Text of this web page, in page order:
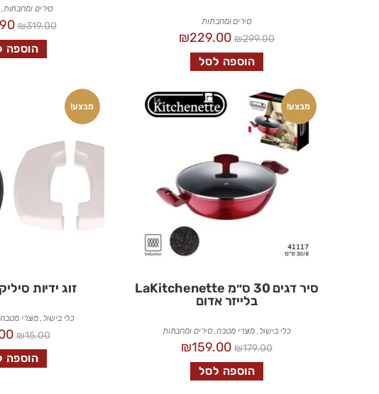
סירים ומחבתות
₪299.00
₪229.00
הוספה לסל
סירים ומחבתות
₪319.00
הוספה
מבצע!
סיר דגים 30 ס״מ LaKitchenette
בלייזר אדום
כלי בישול, מוצרי מטבח,סירים ומחבתות
₪179.00
₪159.00
הוספה לסל
מבצע!
זוג ידיות
כלי בישול, מוצרי מטבח
₪15.00
הוספה